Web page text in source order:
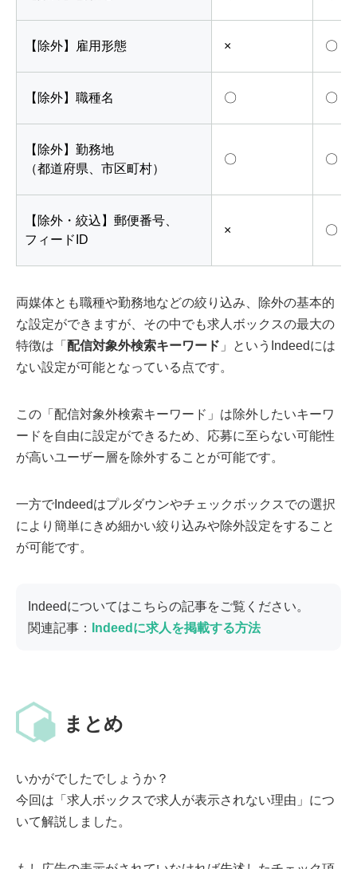
【除外】雇用形態 × 〇
【除外】職種名 〇 〇
【除外】勤務地
（都道府県、市区町村）
〇 〇
【除外・絞込】郵便番号、
フィードID
× 〇
両媒体とも職種や勤務地などの絞り込み、除外の基本的
な設定ができますが、その中でも求人ボックスの最大の
特徴は「 配信対象外検索キーワード 」というIndeedには
ない設定が可能となっている点です。
この「配信対象外検索キーワード」は除外したいキーワ
ードを自由に設定ができるため、応募に至らない可能性
が高いユーザー層を除外することが可能です。
一方でIndeedはプルダウンやチェックボックスでの選択
により簡単にきめ細かい絞り込みや除外設定をすること
が可能です。
Indeedについてはこちらの記事をご覧ください。
関連記事：
Indeedに求人を掲載する方法
まとめ
いかがでしたでしょうか？
今回は「求人ボックスで求人が表示されない理由」につ
いて解説しました。